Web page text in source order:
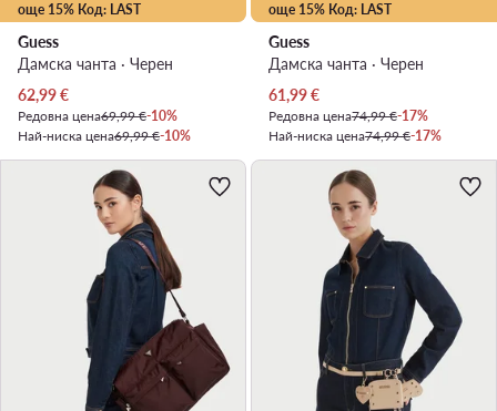
още 15% Код: LAST
Guess
Дамска чанта · Черен
Актуална цена
62,99€
Редовна цена69,99 €-10%
Най-ниска цена69,99 €-10%
още 15% Код: LAST
Guess
Дамска чанта · Черен
Актуална цена
61,99€
Редовна цена74,99 €-17%
Най-ниска цена74,99 €-17%